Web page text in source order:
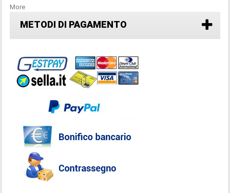
More
METODI DI PAGAMENTO